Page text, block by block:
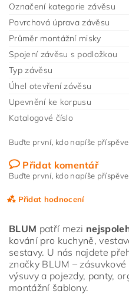
Označení kategorie závěsu
Povrchová úprava závěsu
Průměr montážní misky
Spojení závěsu s podložkou
Typ závěsu
Úhel otevření závěsu
Upevnění ke korpusu
Katalogové číslo
Buďte první, kdo napíše
Přidat komentář
Buďte první, kdo napíše
Přidat hodnocení
BLUM patří mezi
kování pro kuchyně,
sestavy. U nás najdete
značky BLUM –
výsuvy a pojezdy, panty,
montážní šablony.